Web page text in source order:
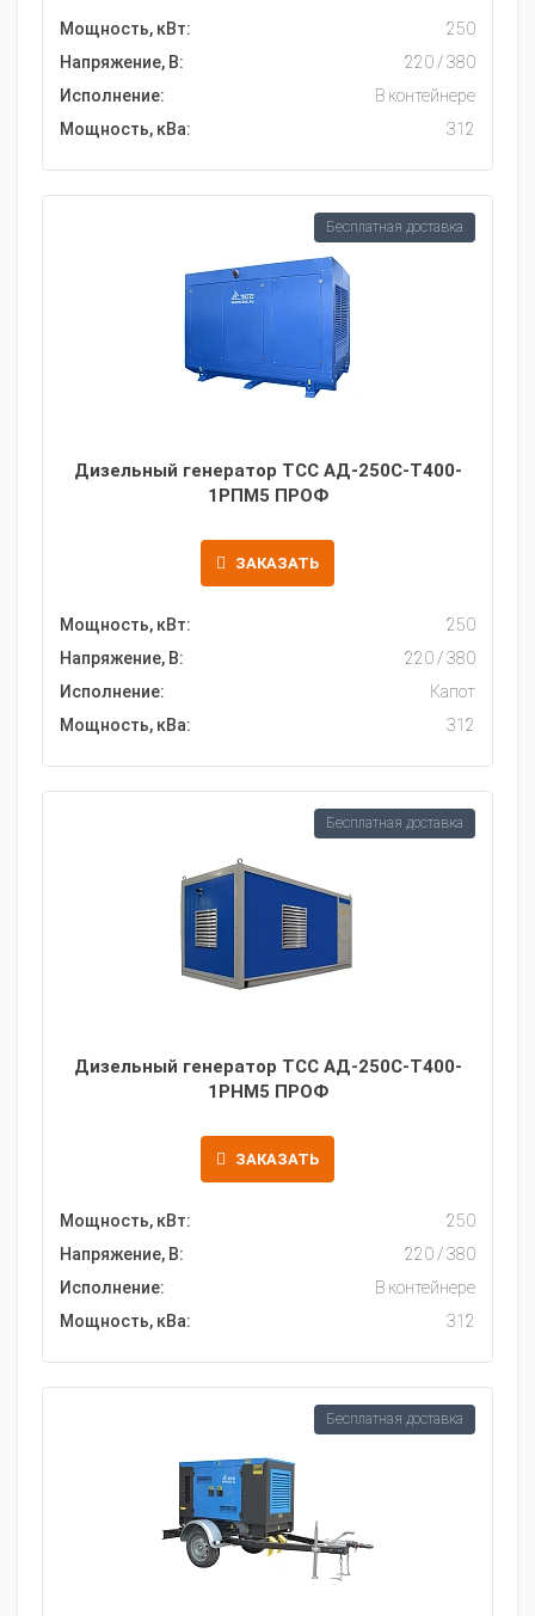
Мощность, кВт:
250
Напряжение, В:
220 / 380
Исполнение:
В контейнере
Мощность, кВа:
312
Дизельный генератор ТСС АД-250С-Т400-
1РПМ5 ПРОФ
ЗАКАЗАТЬ
Мощность, кВт:
250
Напряжение, В:
220 / 380
Исполнение:
Капот
Мощность, кВа:
312
Бесплатная доставка
Дизельный генератор ТСС АД-250С-Т400-
1РНМ5 ПРОФ
ЗАКАЗАТЬ
Мощность, кВт:
250
Напряжение, В:
220 / 380
Исполнение:
В контейнере
Мощность, кВа:
312
Бесплатная доставка
Бесплатная доставка